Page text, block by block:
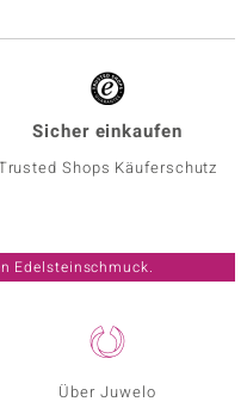
Über Juwelo
Sicher einkaufen
Shops Käuferschutz
Edelsteinschmuck.